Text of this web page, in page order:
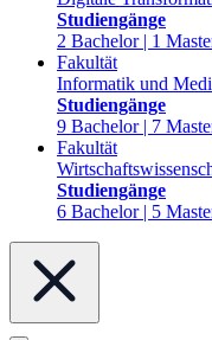
Studiengänge
2 Bachelor | 1
Fakultät
Informatik und
Studiengänge
9 Bachelor | 7
Fakultät
Studiengänge
6 Bachelor | 5